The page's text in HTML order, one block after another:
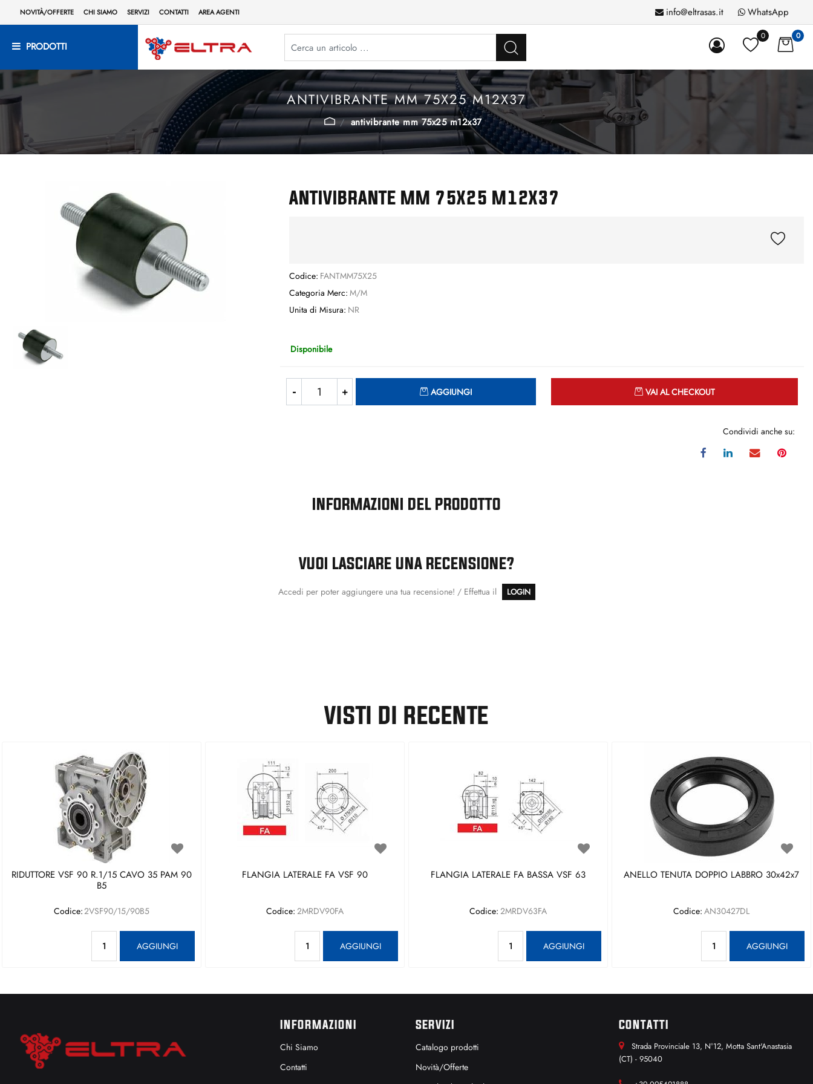
NOVITÀ/OFFERTE CHI SIAMO SERVIZI CONTATTI AREA AGENTI info@eltrasas.it WhatsApp
PRODOTTI
0 0
ANTIVIBRANTE MM 75X25 M12X37
antivibrante mm 75x25 m12x37
ANTIVIBRANTE MM 75X25 M12X37
Codice: FANTMM75X25
Categoria Merc: M/M
Unita di Misura: NR
Disponibile
AGGIUNGI VAI AL CHECKOUT
Condividi anche su:
INFORMAZIONI DEL PRODOTTO
VUOI LASCIARE UNA RECENSIONE?
Accedi per poter aggiungere una tua recensione! / Effettua il LOGIN
VISTI DI RECENTE
RIDUTTORE VSF 90 R.1/15 CAVO 35 PAM 90
B5
Codice:2VSF90/15/90B5
AGGIUNGI
FLANGIA LATERALE FA VSF 90
Codice: 2MRDV90FA
AGGIUNGI
FLANGIA LATERALE FA BASSA VSF 63
Codice: 2MRDV63FA
AGGIUNGI
ANELLO TENUTA DOPPIO LABBRO 30x42x7
Codice: AN30427DL
AGGIUNGI
INFORMAZIONI
Chi Siamo
Contatti
SERVIZI
Catalogo prodotti
Novità/Offerte
CONTATTI
Strada Provinciale 13, N°12, Motta Sant'Anastasia
(CT) - 95040